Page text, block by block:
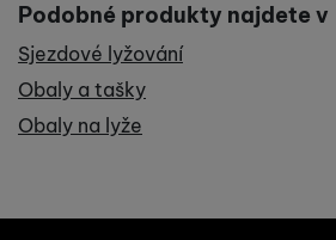
Podobné produkty najdete v
Sjezdové lyžování
Obaly a tašky
Obaly na lyže